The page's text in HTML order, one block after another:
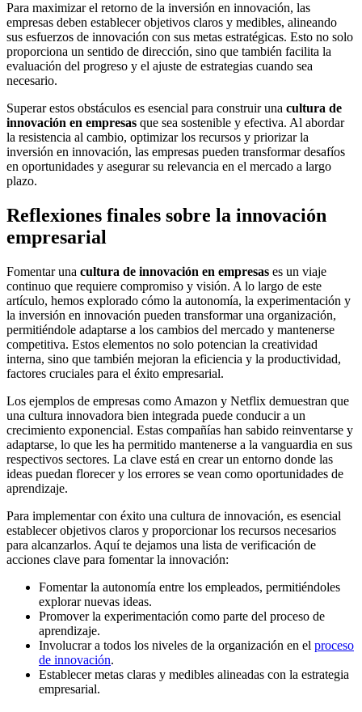
Para maximizar el retorno de la inversión en innovación, las
empresas deben establecer objetivos claros y medibles, alineando
sus esfuerzos de innovación con sus metas estratégicas. Esto no solo
proporciona un sentido de dirección, sino que también facilita la
evaluación del progreso y el ajuste de estrategias cuando sea
necesario.
Superar estos obstáculos es esencial para construir una cultura de
innovación en empresas que sea sostenible y efectiva. Al abordar
la resistencia al cambio, optimizar los recursos y priorizar la
inversión en innovación, las empresas pueden transformar desafíos
en oportunidades y asegurar su relevancia en el mercado a largo
plazo.
Reflexiones finales sobre la innovación
empresarial
Fomentar una cultura de innovación en empresas es un viaje
continuo que requiere compromiso y visión. A lo largo de este
artículo, hemos explorado cómo la autonomía, la experimentación y
la inversión en innovación pueden transformar una organización,
permitiéndole adaptarse a los cambios del mercado y mantenerse
competitiva. Estos elementos no solo potencian la creatividad
interna, sino que también mejoran la eficiencia y la productividad,
factores cruciales para el éxito empresarial.
Los ejemplos de empresas como Amazon y Netflix demuestran que
una cultura innovadora bien integrada puede conducir a un
crecimiento exponencial. Estas compañías han sabido reinventarse y
adaptarse, lo que les ha permitido mantenerse a la vanguardia en sus
respectivos sectores. La clave está en crear un entorno donde las
ideas puedan florecer y los errores se vean como oportunidades de
aprendizaje.
Para implementar con éxito una cultura de innovación, es esencial
establecer objetivos claros y proporcionar los recursos necesarios
para alcanzarlos. Aquí te dejamos una lista de verificación de
acciones clave para fomentar la innovación:
Fomentar la autonomía entre los empleados, permitiéndoles
explorar nuevas ideas.
Promover la experimentación como parte del proceso de
aprendizaje.
Involucrar a todos los niveles de la organización en el proceso
de innovación.
Establecer metas claras y medibles alineadas con la estrategia
empresarial.